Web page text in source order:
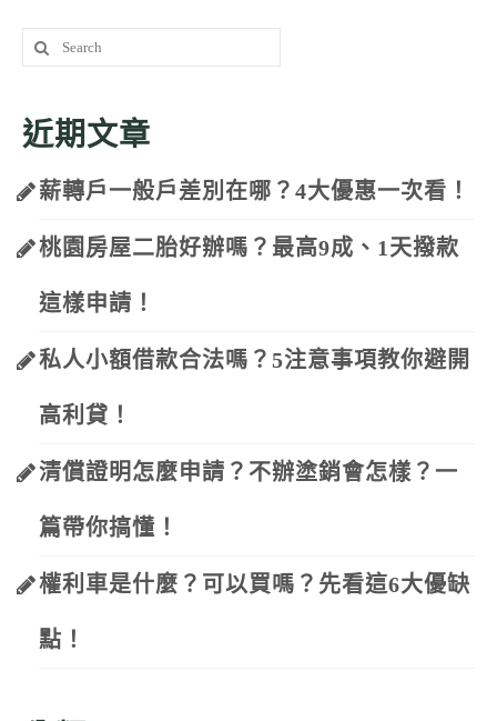
Search
for:
近期文章
薪轉戶一般戶差別在哪？4大優惠一次看！
桃園房屋二胎好辦嗎？最高9成、1天撥款
這樣申請！
私人小額借款合法嗎？5注意事項教你避開
高利貸！
清償證明怎麼申請？不辦塗銷會怎樣？一
篇帶你搞懂！
權利車是什麼？可以買嗎？先看這6大優缺
點！